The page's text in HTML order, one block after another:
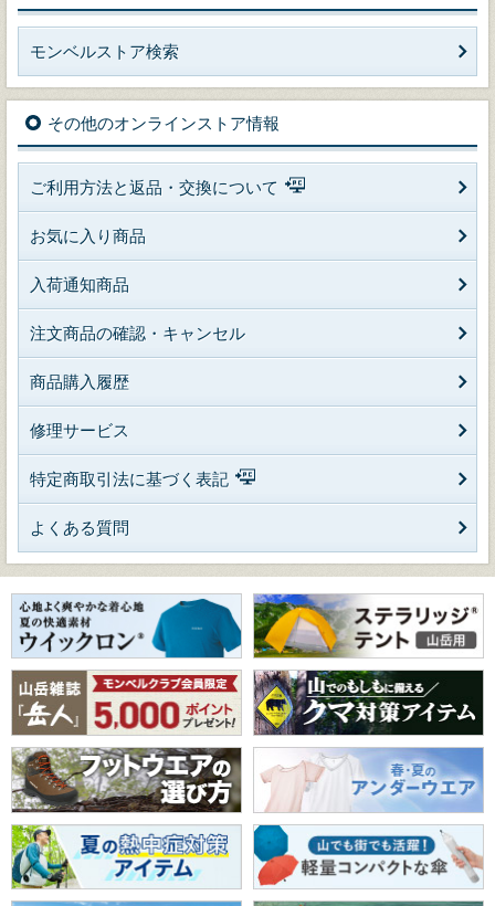
モンベルストア検索
その他のオンラインストア情報
ご利用方法と返品・交換について
お気に入り商品
入荷通知商品
注文商品の確認・キャンセル
商品購入履歴
修理サービス
特定商取引法に基づく表記
よくある質問